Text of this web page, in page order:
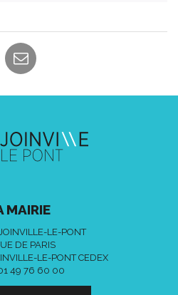
MAIRIE
LE-PONT
DE PARIS
LE-PONT CEDEX
49 76 60 00